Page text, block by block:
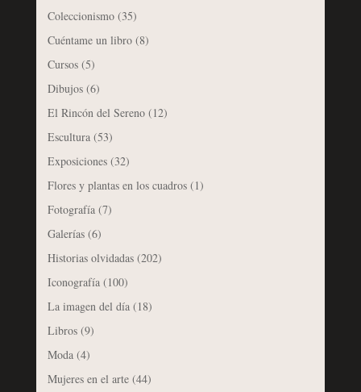
Coleccionismo(35)
Cuéntame un libro(8)
Cursos(5)
Dibujos(6)
El Rincón del Sereno(12)
Escultura(53)
Exposiciones(32)
Flores y plantas en los cuadros(1)
Fotografía(7)
Galerías(6)
Historias olvidadas(202)
Iconografía(100)
La imagen del día(18)
Libros(9)
Moda(4)
Mujeres en el arte(44)